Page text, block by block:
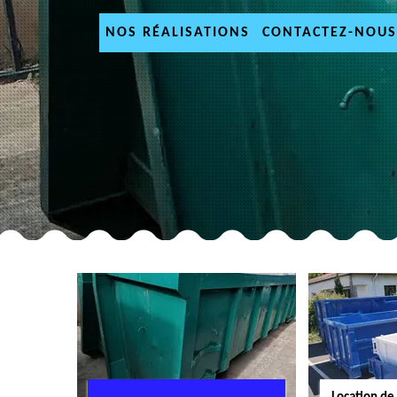
NOS RÉALISATIONS CONTACTEZ-